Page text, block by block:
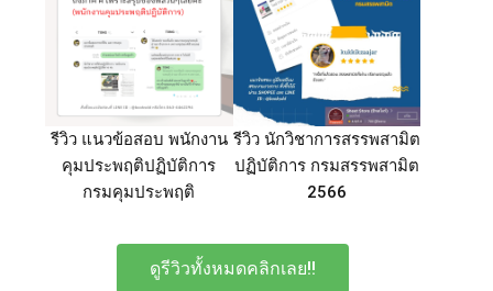
รีวิว แนวข้อสอบ พนักงาน
คุมประพฤติปฏิบัติการ
กรมคุมประพฤติ
รีวิว นักวิชาการสรรพสามิต
ปฏิบัติการ กรมสรรพสามิต
2566
ดูรีวิวทั้งหมดคลิกเลย!!